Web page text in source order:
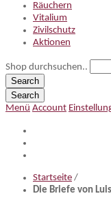
Räuchern
Vitalium
Zivilschutz
Aktionen
Shop durchsuchen..
Search
Search
Menü Account
Startseite /
Die Briefe von